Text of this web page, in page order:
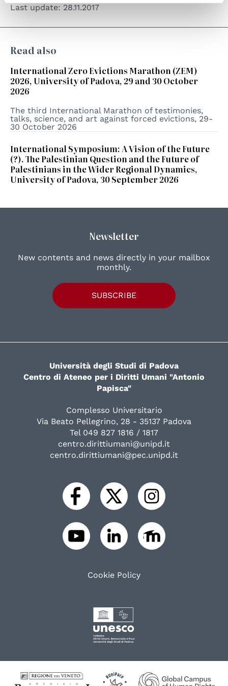
Last update: 28.11.2017
Read also
International Zero Evictions Marathon (ZEM)
2026, University of Padova, 29 and 30 October
2026
The third International Marathon of testimonies,
talks, science, and art against forced evictions, 29-
30 October 2026
International Symposium: A Vision of the Future
(?). The Palestinian Question and the Future of
Palestinians in the Wider Regional Dynamics,
University of Padova, 30 September 2026
Newsletter
New contents and news directly in your mailbox
monthly.
SUBSCRIBE
Università degli Studi di Padova
Centro di Ateneo per i Diritti Umani "Antonio
Papisca"
Complesso Universitario
Via Beato Pellegrino, 28 - 35137 Padova
Tel 049 827 1816 / 1817
centro.dirittiumani@unipd.it
centro.dirittiumani@pec.unipd.it
Cookie Policy